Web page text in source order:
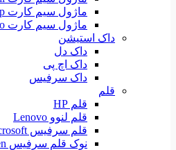
ماژول سیم کارت Hp
ماژول سیم کارت Lenovo
داک استیشن
داک دل
داک اچ پی
داک سرفیس
قلم
قلم HP
قلم لنوو Lenovo
قلم سرفیس Microsoft
نوک قلم سرفیس Surface Pen